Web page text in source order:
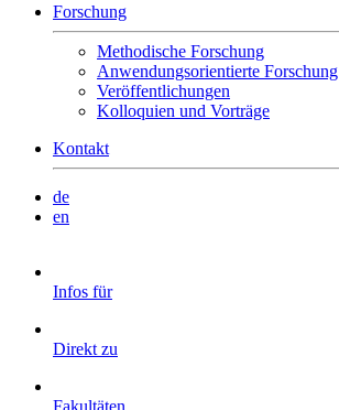
Forschung
Methodische Forschung
Anwendungsorientierte Forschung
Veröffentlichungen
Kolloquien und Vorträge
Kontakt
de
en
Infos für
Direkt zu
Fakultäten